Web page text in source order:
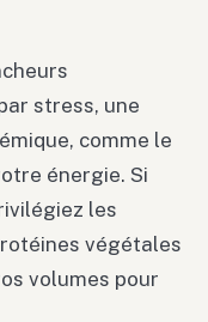
stress, une
comme le
énergie. Si
les
végétales
volumes pour